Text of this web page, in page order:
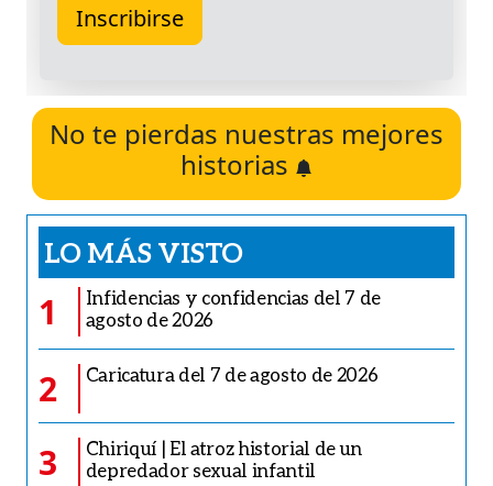
No te pierdas nuestras mejores
historias
LO MÁS VISTO
1
Infidencias y confidencias del 7 de
agosto de 2026
2 Caricatura del 7 de agosto de 2026
3
Chiriquí | El atroz historial de un
depredador sexual infantil